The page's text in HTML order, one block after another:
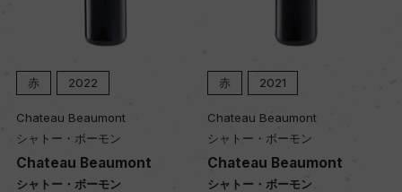
赤 2022
Chateau Beaumont
シャトー・ボーモン
Chateau Beaumont
シャトー・ボーモン
赤 2021
Chateau Beaumont
シャトー・ボーモン
Chateau Beaumont
シャトー・ボーモン